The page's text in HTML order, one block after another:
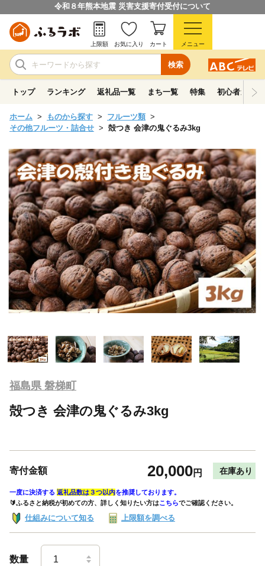
令和８年熊本地震 災害支援寄付受付について
検索
上限額 お気に入り カート メニュー
トップ ランキング 返礼品一覧 まち一覧 特集 初心者ガイド
ホーム ものから探す
フルーツ類
その他フルーツ・詰合せ
殻つき 会津の鬼ぐるみ3kg
福島県 磐梯町
殻つき 会津の鬼ぐるみ3kg
寄付金額 20,000円 在庫あり
一度に決済する 返礼品数は３つ以内を推奨しております。
🔰ふるさと納税が初めての方、詳しく知りたい方はこちらでご確認ください。
仕組みについて知る 上限額を調べる
数量